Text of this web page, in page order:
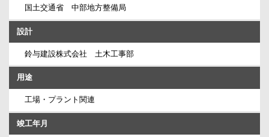
国土交通省 中部地方整備局
設計
鈴与建設株式会社 土木工事部
用途
工場・プラント関連
竣工年月